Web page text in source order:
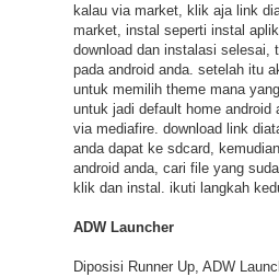
kalau via market, klik aja link
market, instal seperti instal
download dan instalasi selesai,
pada android anda. setelah itu
untuk memilih theme mana
untuk jadi default home android
via mediafire. download link
anda dapat ke sdcard,
android anda, cari file yang
klik dan instal. ikuti langkah
ADW Launcher
Diposisi Runner Up, ADW